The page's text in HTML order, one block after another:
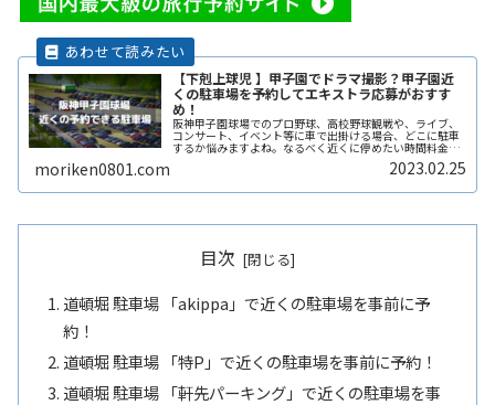
【下剋上球児 】甲子園でドラマ撮影？甲子園近
くの駐車場を予約してエキストラ応募がおすす
め！
阪神甲子園球場でのプロ野球、高校野球観戦や、ライブ、
コンサート、イベント等に車で出掛ける場合、どこに駐車
するか悩みますよね。なるべく近くに停めたい時間料金を
気にせずイベントを楽しみたい駐車場を探すのに時間をか
けたくない自由に入出庫がしたい帰ReadMore...
moriken0801.com 2023.02.25
目次
道頓堀 駐車場 「akippa」で近くの駐車場を事前に予
約！
道頓堀 駐車場 「特P」で近くの駐車場を事前に予約！
道頓堀 駐車場 「軒先パーキング」で近くの駐車場を事